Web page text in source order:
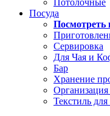
Потолочные
Посуда
Посмотреть
Сервировка
Для Чая и
Бар
Хранение
Текстиль